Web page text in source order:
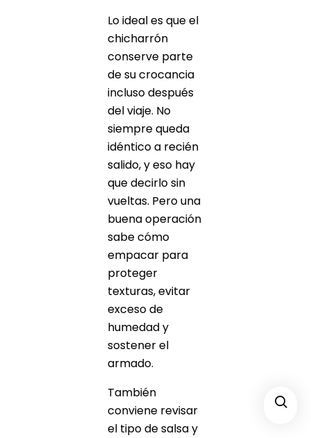
Lo ideal es que el
chicharrón
conserve parte
de su crocancia
incluso después
del viaje. No
siempre queda
idéntico a recién
salido, y eso hay
que decirlo sin
vueltas. Pero una
buena operación
sabe cómo
empacar para
proteger
texturas, evitar
exceso de
humedad y
sostener el
armado.
También
conviene revisar
el tipo de salsa y